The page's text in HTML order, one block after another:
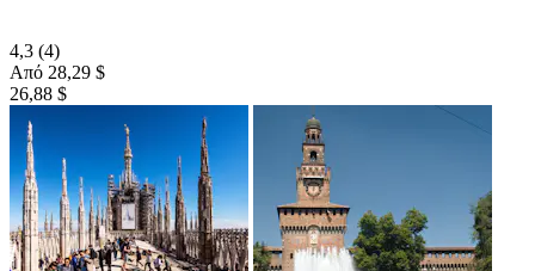
4,3 (4)
Από 28,29 $
26,88 $